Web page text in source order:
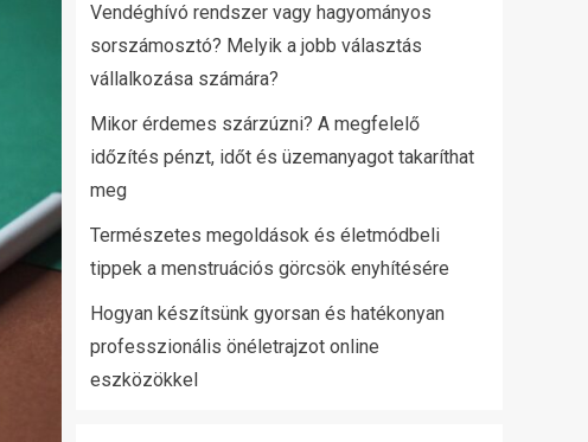
Vendéghívó rendszer vagy hagyományos
sorszámosztó? Melyik a jobb választás
vállalkozása számára?
Mikor érdemes szárzúzni? A megfelelő
időzítés pénzt, időt és üzemanyagot takaríthat
meg
Természetes megoldások és életmódbeli
tippek a menstruációs görcsök enyhítésére
Hogyan készítsünk gyorsan és hatékonyan
professzionális önéletrajzot online
eszközökkel